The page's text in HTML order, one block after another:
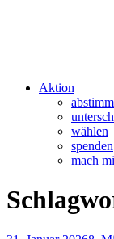
Aktion
wählen
spenden
mach